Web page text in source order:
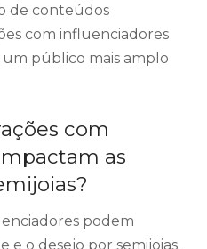
de conteúdos
com influenciadores
público mais amplo
com
as
podem
e o desejo por semijoias.